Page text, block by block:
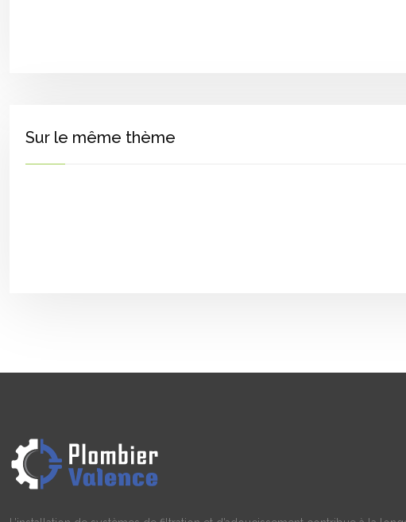
Sur le même thème